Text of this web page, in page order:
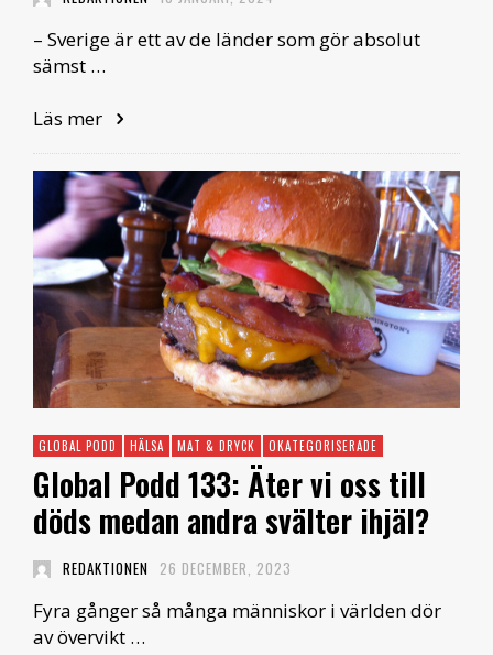
– Sverige är ett av de länder som gör absolut
sämst …
Läs mer
GLOBAL PODD HÄLSA MAT & DRYCK OKATEGORISERADE
Global Podd 133: Äter vi oss till
döds medan andra svälter ihjäl?
REDAKTIONEN 26 DECEMBER, 2023
Fyra gånger så många människor i världen dör
av övervikt …